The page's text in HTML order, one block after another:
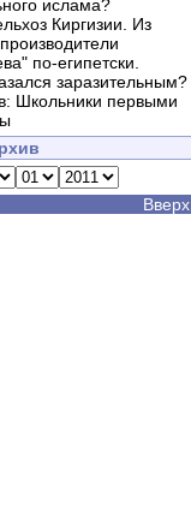
ислама?
Киргизии. Из
по-египетски.
заразительным?
Школьники первыми
Вверх